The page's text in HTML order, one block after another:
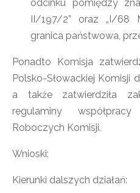
odcinku pomiędzy
II/197/2” oraz „I/68
granica państwowa,
Ponadto Komisja
Polsko-Słowackiej Komisji
a także zatwierdziła
regulaminy
Roboczych Komisji.
Wnioski:
Kierunki dalszych działań: